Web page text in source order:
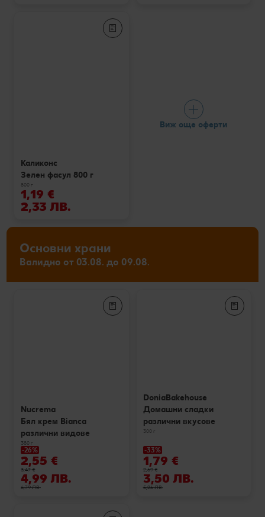
Каликонс
Зелен фасул 800 г
800 г
1,19 €
2,33 ЛВ.
Виж още оферти
Основни храни
Валидно от 03.08. до 09.08.
Nucrema
Бял крем Bianca
различни видове
380 г
-26%
2,55 €
3,47 €
4,99 ЛВ.
6,79 ЛВ.
DoniaBakehouse
Домашни сладки
различни вкусове
300 г
-33%
1,79 €
2,69 €
3,50 ЛВ.
5,26 ЛВ.